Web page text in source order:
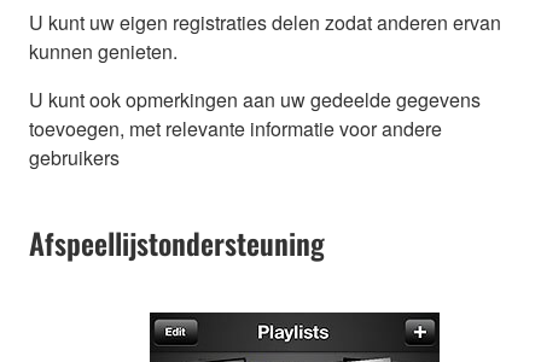
U kunt uw eigen registraties delen zodat anderen ervan
kunnen genieten.
U kunt ook opmerkingen aan uw gedeelde gegevens
toevoegen, met relevante informatie voor andere
gebruikers
Afspeellijstondersteuning